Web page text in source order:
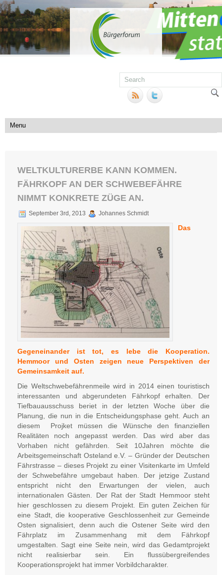
WELTKULTURERBE KANN KOMMEN.
FÄHRKOPF AN DER SCHWEBEFÄHRE
NIMMT KONKRETE ZÜGE AN.
September 3rd, 2013 Johannes Schmidt
Das
Gegeneinander ist tot, es lebe die Kooperation.
Hemmoor und Osten zeigen neue Perspektiven der
Gemeinsamkeit auf.
Die Weltschwebefährenmeile wird in 2014 einen touristisch
interessanten und abgerundeten Fährkopf erhalten. Der
Tiefbauausschuss beriet in der letzten Woche über die
Planung, die nun in die Entscheidungsphase geht. Auch an
diesem Projket müssen die Wünsche den finanziellen
Realitäten noch angepasst werden. Das wird aber das
Vorhaben nicht gefährden. Seit 10Jahren möchte die
Arbeitsgemeinschaft Osteland e.V. – Gründer der Deutschen
Fährstrasse – dieses Projekt zu einer Visitenkarte im Umfeld
der Schwebefähre umgebaut haben. Der jetzige Zustand
entspricht nicht den Erwartungen der vielen, auch
internationalen Gästen. Der Rat der Stadt Hemmoor steht
hier geschlossen zu diesem Projekt. Ein guten Zeichen für
eine Stadt, die kooperative Geschlossenheit zur Gemeinde
Osten signalisiert, denn auch die Ostener Seite wird den
Fährplatz im Zusammenhang mit dem Fährkopf
umgestalten. Sagt eine Seite nein, wird das Gedamtprojekt
nicht realisierbar sein. Ein flussübergreifendes
Kooperationsprojekt hat immer Vorbildcharakter.